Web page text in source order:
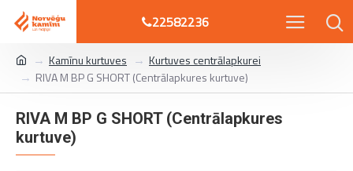
22582236
Kamīnu kurtuves
Kurtuves centrālapkurei
RIVA M BP G SHORT (Centrālapkures kurtuve)
RIVA M BP G SHORT (Centrālapkures
kurtuve)